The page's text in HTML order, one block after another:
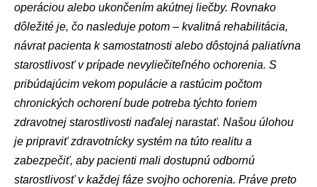
operáciou alebo ukončením akútnej liečby. Rovnako
dôležité je, čo nasleduje potom – kvalitná rehabilitácia,
návrat pacienta k samostatnosti alebo dôstojná paliatívna
starostlivosť v prípade nevyliečiteľného ochorenia. S
pribúdajúcim vekom populácie a rastúcim počtom
chronických ochorení bude potreba týchto foriem
zdravotnej starostlivosti naďalej narastať. Našou úlohou
je pripraviť zdravotnícky systém na túto realitu a
zabezpečiť, aby pacienti mali dostupnú odbornú
starostlivosť v každej fáze svojho ochorenia. Práve preto